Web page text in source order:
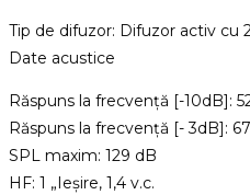
Tip de difuzor: Difuzor activ cu
Date acustice
Răspuns la frecvență [-10dB]:
Răspuns la frecvență [- 3dB]:
SPL maxim: 129 dB
HF: 1 „Ieșire, 1,4 v.c.